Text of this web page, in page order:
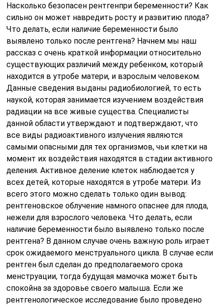
Насколько безопасен рентгенпри беременности? Как
сильно он может навредить росту и развитию плода?
Что делать, если наличие беременности было
выявлено только после рентгена? Начнем мы наш
рассказ с очень краткой информации относительно
существующих различий между ребенком, который
находится в утробе матери, и взрослым человеком.
Данные сведения выданы радиобиологией, то есть
наукой, которая занимается изучением воздействия
радиации на все живые существа. Специалисты
данной области утверждают и подтверждают, что
все виды радиоактивного излучения являются
самыми опасными для тех организмов, чьи клетки на
момент их воздействия находятся в стадии активного
деления. Активное деление клеток наблюдается у
всех детей, которые находятся в утробе матери. Из
всего этого можно сделать только один вывод:
рентгеновское облучение намного опаснее для плода,
нежели для взрослого человека. Что делать, если
наличие беременности было выявлено только после
рентгена? В данном случае очень важную роль играет
срок ожидаемого менструального цикла. В случае если
рентген был сделан до предполагаемого срока
менструации, тогда будущая мамочка может быть
спокойна за здоровье своего малыша. Если же
рентгенологическое исследование было проведено